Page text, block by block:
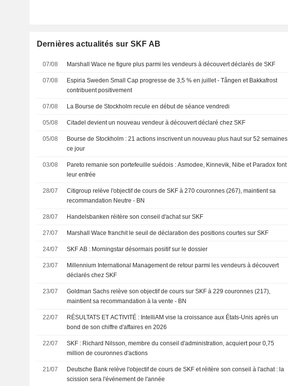
Dernières actualités sur SKF AB
07/08 Marshall Wace ne figure plus parmi les vendeurs à découvert déclarés de SKF
07/08
Espiria Sweden Small Cap progresse de 3,5 % en juillet - Tången et Bakkafrost
contribuent positivement
07/08 La Bourse de Stockholm recule en début de séance vendredi
05/08 Citadel devient un nouveau vendeur à découvert déclaré chez SKF
05/08
Bourse de Stockholm : 21 actions inscrivent un nouveau plus haut sur 52 semaines
ce jour
03/08
Pareto remanie son portefeuille suédois : Asmodee, Kinnevik, Nibe et Paradox font
leur entrée
28/07
Citigroup relève l'objectif de cours de SKF à 270 couronnes (267), maintient sa
recommandation Neutre - BN
28/07 Handelsbanken réitère son conseil d'achat sur SKF
27/07 Marshall Wace franchit le seuil de déclaration des positions courtes sur SKF
24/07 SKF AB : Morningstar désormais positif sur le dossier
23/07
Millennium International Management de retour parmi les vendeurs à découvert
déclarés chez SKF
23/07
Goldman Sachs relève son objectif de cours sur SKF à 229 couronnes (217),
maintient sa recommandation à la vente - BN
22/07
RÉSULTATS ET ACTIVITÉ : IntelliAM vise la croissance aux États-Unis après un
bond de son chiffre d'affaires en 2026
22/07
SKF : Richard Nilsson, membre du conseil d'administration, acquiert pour 0,75
million de couronnes d'actions
21/07
Deutsche Bank relève l'objectif de cours de SKF et réitère son conseil à l'achat : la
scission sera l'événement de l'année